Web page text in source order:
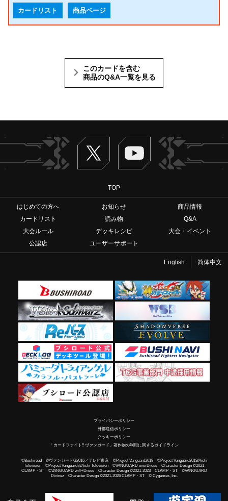
カードリスト 商品ページ
このカードを含む
商品のQ&A一覧を見る
Twitter ヴァンガードch
TOP
はじめての方へ お知らせ
商品情報
カードリスト
読み物
Q&A
大会ルール
デッキレシピ
大会・イベント
公認店
ユーザーサポート
English 简体中文
プライバシーポリシー
外部送信ポリシー
クッキーポリシー
「カードファイト!! ヴァンガード」著作物の利用に関するガイドライン
©Bushiroad ©ヴァンガードG2016／テレビ東京 ©Project Vanguard2018 ©Project Vanguard2019/Aichi
Television ©Project Vanguard if/Aichi Television ©VANGUARD overDress Character Design ©2021
CLAMP・ST ©VANGUARD will+Dress Character Design ©2021-2023 CLAMP・ST ©VANGUARD
Divinez Character Design ©2021-2026 CLAMP・ST © Cygames, Inc.